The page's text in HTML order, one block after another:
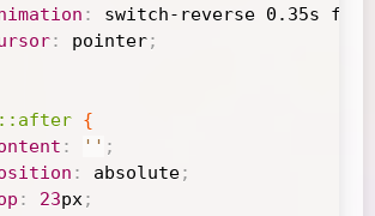
: switch-reverse 0.35s
: pointer;
::after {
: '' ;
: absolute;
: 23px;